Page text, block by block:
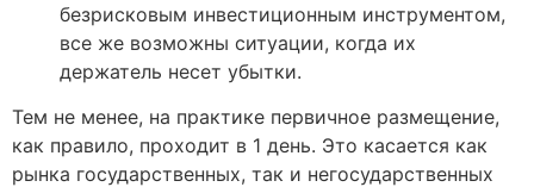
безрисковым инвестиционным инструментом,
все же возможны ситуации, когда их
держатель несет убытки.
Тем не менее, на практике первичное размещение,
как правило, проходит в 1 день. Это касается как
рынка государственных, так и негосударственных